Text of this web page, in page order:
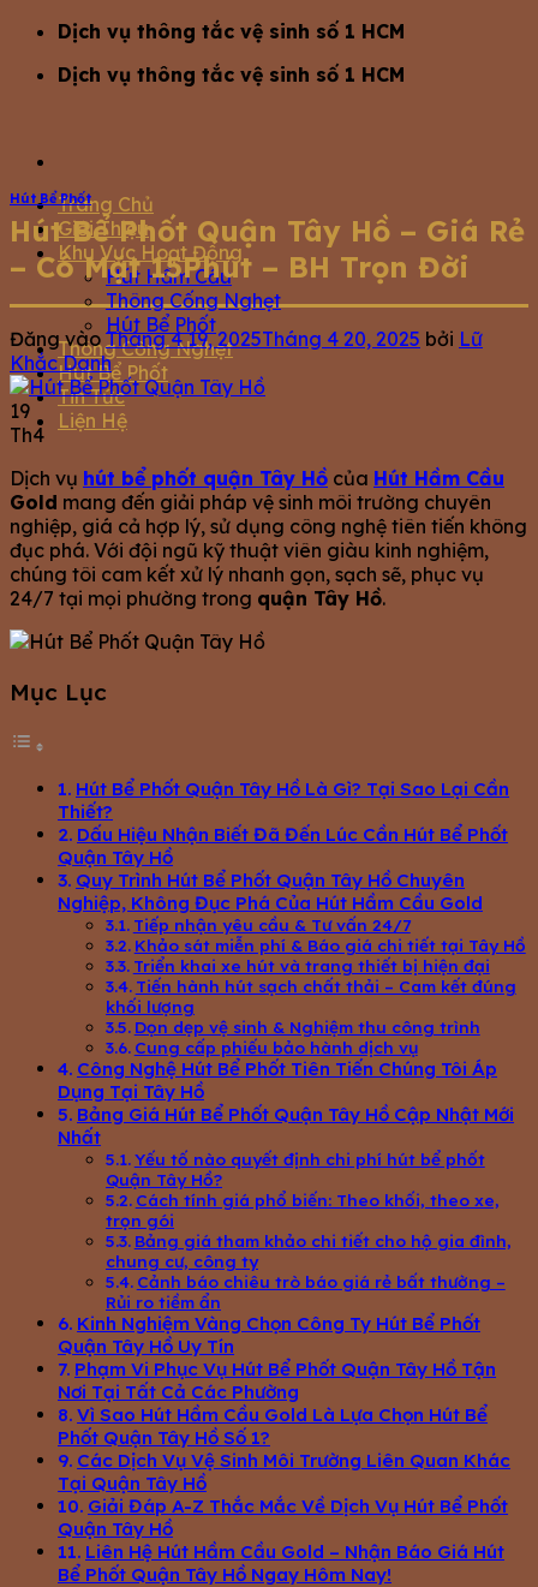
Dịch vụ thông tắc vệ sinh số 1 HCM
Dịch vụ thông tắc vệ sinh số 1 HCM
Trang Chủ
Giới Thiệu
Khu Vực Hoạt Động
Hút Hầm Cầu
Thông Cống Nghẹt
Hút Bể Phốt
Thông Cống Nghẹt
Hút Bể Phốt
Tin Tức
Liện Hệ
Hút Bể Phốt
Hút Bể Phốt Quận Tây Hồ – Giá Rẻ
– Có Mặt 15Phút – BH Trọn Đời
Đăng vào Tháng 4 19, 2025Tháng 4 20, 2025 bởi Lữ
Khắc Danh
19
Th4
Dịch vụ hút bể phốt quận Tây Hồ của Hút Hầm Cầu
Gold mang đến giải pháp vệ sinh môi trường chuyên
nghiệp, giá cả hợp lý, sử dụng công nghệ tiên tiến không
đục phá. Với đội ngũ kỹ thuật viên giàu kinh nghiệm,
chúng tôi cam kết xử lý nhanh gọn, sạch sẽ, phục vụ
24/7 tại mọi phường trong quận Tây Hồ.
Mục Lục
Hút Bể Phốt Quận Tây Hồ Là Gì? Tại Sao Lại Cần
Thiết?
Dấu Hiệu Nhận Biết Đã Đến Lúc Cần Hút Bể Phốt
Quận Tây Hồ
Quy Trình Hút Bể Phốt Quận Tây Hồ Chuyên
Nghiệp, Không Đục Phá Của Hút Hầm Cầu Gold
Tiếp nhận yêu cầu & Tư vấn 24/7
Khảo sát miễn phí & Báo giá chi tiết tại Tây Hồ
Triển khai xe hút và trang thiết bị hiện đại
Tiến hành hút sạch chất thải – Cam kết đúng
khối lượng
Dọn dẹp vệ sinh & Nghiệm thu công trình
Cung cấp phiếu bảo hành dịch vụ
Công Nghệ Hút Bể Phốt Tiên Tiến Chúng Tôi Áp
Dụng Tại Tây Hồ
Bảng Giá Hút Bể Phốt Quận Tây Hồ Cập Nhật Mới
Nhất
Yếu tố nào quyết định chi phí hút bể phốt
Quận Tây Hồ?
Cách tính giá phổ biến: Theo khối, theo xe,
trọn gói
Bảng giá tham khảo chi tiết cho hộ gia đình,
chung cư, công ty
Cảnh báo chiêu trò báo giá rẻ bất thường –
Rủi ro tiềm ẩn
Kinh Nghiệm Vàng Chọn Công Ty Hút Bể Phốt
Quận Tây Hồ Uy Tín
Phạm Vi Phục Vụ Hút Bể Phốt Quận Tây Hồ Tận
Nơi Tại Tất Cả Các Phường
Vì Sao Hút Hầm Cầu Gold Là Lựa Chọn Hút Bể
Phốt Quận Tây Hồ Số 1?
Các Dịch Vụ Vệ Sinh Môi Trường Liên Quan Khác
Tại Quận Tây Hồ
Giải Đáp A-Z Thắc Mắc Về Dịch Vụ Hút Bể Phốt
Quận Tây Hồ
Liên Hệ Hút Hầm Cầu Gold – Nhận Báo Giá Hút
Bể Phốt Quận Tây Hồ Ngay Hôm Nay!